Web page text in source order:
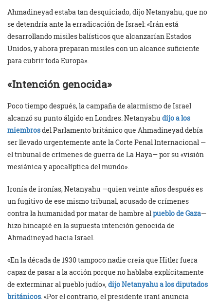
Ahmadineyad estaba tan desquiciado, dijo Netanyahu, que no
se detendría ante la erradicación de Israel: «Irán está
desarrollando misiles balísticos que alcanzarían Estados
Unidos, y ahora preparan misiles con un alcance suficiente
para cubrir toda Europa».
«Intención genocida»
Poco tiempo después, la campaña de alarmismo de Israel
alcanzó su punto álgido en Londres. Netanyahu dijo a los
miembrosdel Parlamento británico que Ahmadineyad debía
ser llevado urgentemente ante la Corte Penal Internacional —
el tribunal de crímenes de guerra de La Haya— por su «visión
mesiánica y apocalíptica del mundo».
Ironía de ironías, Netanyahu —quien veinte años después es
un fugitivo de ese mismo tribunal, acusado de crímenes
contra la humanidad por matar de hambre alpueblo de Gaza—
hizo hincapié en la supuesta intención genocida de
Ahmadineyad hacia Israel.
«En la década de 1930 tampoco nadie creía que Hitler fuera
capaz de pasar a la acción porque no hablaba explícitamente
de exterminar al pueblo judío»,dijo Netanyahu a los diputados
británicos. «Por el contrario, el presidente iraní anuncia